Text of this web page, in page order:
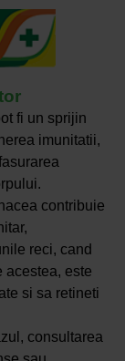
fi un sprijin
imunitatii,
contribuie
reci, cand
acestea, este
si sa retineti
consultarea